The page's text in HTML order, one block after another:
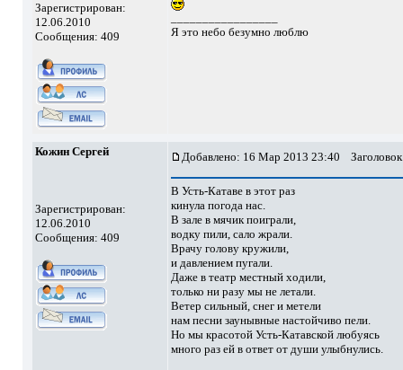
Зарегистрирован:
12.06.2010
Сообщения: 409
Я это небо безумно люблю
Кожин Сергей
Зарегистрирован:
12.06.2010
Сообщения: 409
Добавлено: 16 Мар 2013 23:40
В Усть-Катаве в этот раз
кинула погода нас.
В зале в мячик поиграли,
водку пили, сало жрали.
Врачу голову кружили,
и давлением пугали.
Даже в театр местный ходили,
только ни разу мы не летали.
Ветер сильный, снег и метели
нам песни заунывные настойчиво пели.
Но мы красотой Усть-Катавской любуясь
много раз ей в ответ от души улыбнулись.